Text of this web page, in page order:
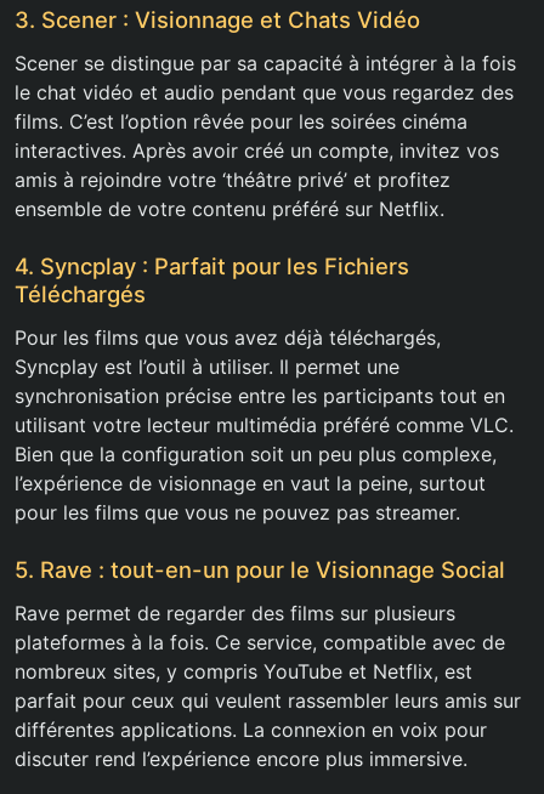
3. Scener : Visionnage et Chats Vidéo
Scener se distingue par sa capacité à intégrer à la fois
le chat vidéo et audio pendant que vous regardez des
films. C’est l’option rêvée pour les soirées cinéma
interactives. Après avoir créé un compte, invitez vos
amis à rejoindre votre ‘théâtre privé’ et profitez
ensemble de votre contenu préféré sur Netflix.
4. Syncplay : Parfait pour les Fichiers
Téléchargés
Pour les films que vous avez déjà téléchargés,
Syncplay est l’outil à utiliser. Il permet une
synchronisation précise entre les participants tout en
utilisant votre lecteur multimédia préféré comme VLC.
Bien que la configuration soit un peu plus complexe,
l’expérience de visionnage en vaut la peine, surtout
pour les films que vous ne pouvez pas streamer.
5. Rave : tout-en-un pour le Visionnage Social
Rave permet de regarder des films sur plusieurs
plateformes à la fois. Ce service, compatible avec de
nombreux sites, y compris YouTube et Netflix, est
parfait pour ceux qui veulent rassembler leurs amis sur
différentes applications. La connexion en voix pour
discuter rend l’expérience encore plus immersive.